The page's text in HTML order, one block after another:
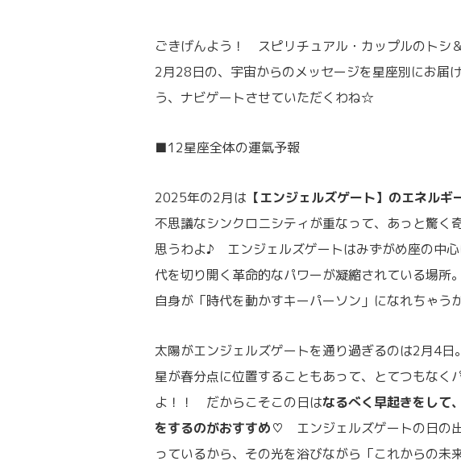
ごきげんよう！ スピリチュアル・カップルのト
2月28日の、宇宙からのメッセージを星座別にお届
う、ナビゲートさせていただくわね☆
■12星座全体の運氣予報
2025年の2月は 【エンジェルズゲート】のエネル
不思議なシンクロニシティが重なって、あっと驚く
思うわよ♪ エンジェルズゲートはみずがめ座の中
代を切り開く革命的なパワーが凝縮されている場所
自身が「時代を動かすキーパーソン」になれちゃう
太陽がエンジェルズゲートを通り過ぎるのは2月4
星が春分点に位置することもあって、とてつもなく
よ！！ だからこそこの日はなるべく早起きをして
をするのがおすすめ♡ エンジェルズゲートの日の
っているから、その光を浴びながら「これからの未